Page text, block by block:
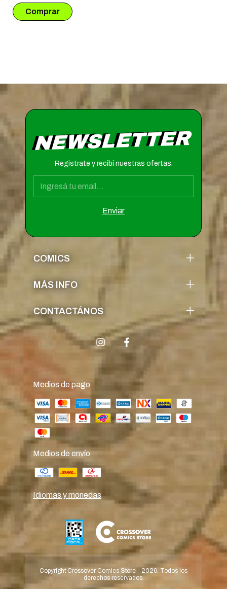
NEWSLETTER
Registrate y recibí nuestras ofertas.
COMICS
MÁS INFO
CONTACTÁNOS
Medios de pago
Medios de envío
Idiomas y monedas
Copyright Crossover Comics Store - 2026. Todos los
derechos reservados.